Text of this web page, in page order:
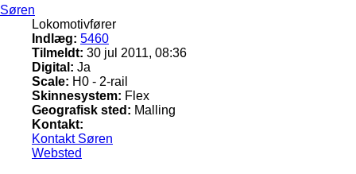
Søren
Lokomotivfører
Indlæg: 5460
Tilmeldt: 30 jul 2011, 08:36
Digital: Ja
Scale: H0 - 2-rail
Skinnesystem: Flex
Geografisk sted: Malling
Kontakt:
Kontakt Søren
Websted